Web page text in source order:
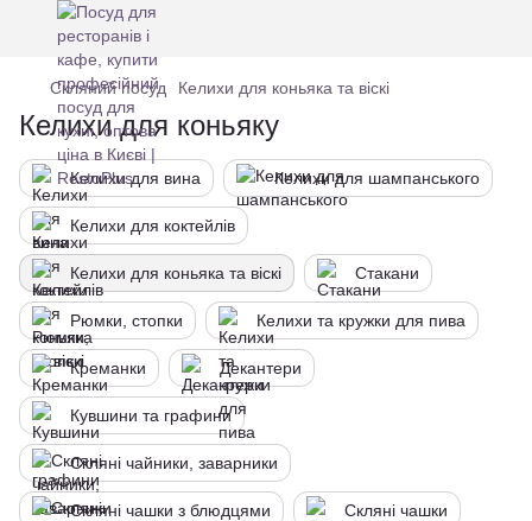
Скляний посуд Келихи для коньяка та віскі
Келихи для коньяку
Келихи для вина Келихи для шампанського
Келихи для коктейлів
Келихи для коньяка та віскі Стакани
Рюмки, стопки Келихи та кружки для пива
Креманки Декантери
Кувшини та графини
Скляні чайники, заварники
Скляні чашки з блюдцями Скляні чашки